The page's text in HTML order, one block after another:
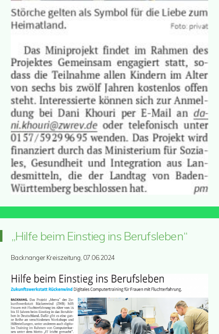
„Hilfe beim Einstieg ins Berufsleben“
Backnanger Kreiszeitung, 07.06.2024